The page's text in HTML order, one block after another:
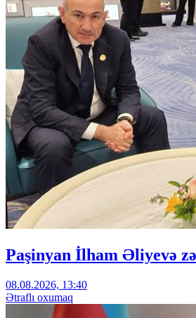
Paşinyan İlham Əliyevə
08.08.2026, 13:40
Ətraflı oxumaq